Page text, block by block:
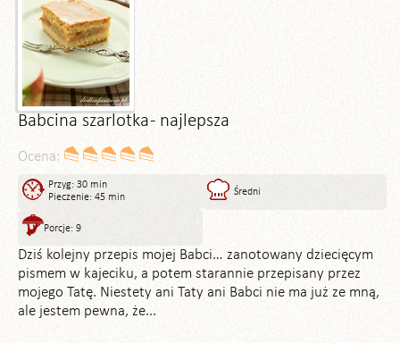
Babcina szarlotka - najlepsza
Ocena:
Przyg: 30 min
Pieczenie: 45 min
Średni
Porcje: 9
Dziś kolejny przepis mojej Babci… zanotowany dziecięcym
pismem w kajeciku, a potem starannie przepisany przez
mojego Tatę. Niestety ani Taty ani Babci nie ma już ze mną,
ale jestem pewna, że...